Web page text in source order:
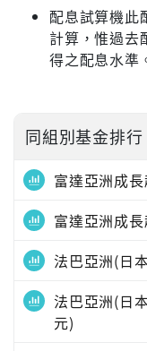
配息試算機此
計算，惟過去
得之配息水準
同組別基金排行
富達亞洲成
富達亞洲成
法巴亞洲(日
法巴亞洲(日
元)